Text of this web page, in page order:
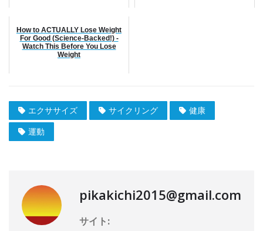
How to ACTUALLY Lose Weight
For Good (Science-Backed!) -
Watch This Before You Lose
Weight
エクササイズ サイクリング
健康
運動
pikakichi2015@gmail.com
サイト: